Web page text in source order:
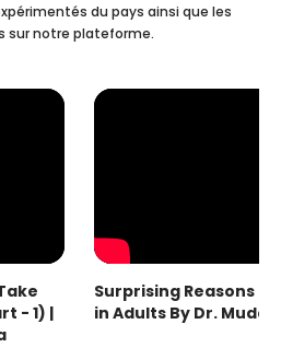
du pays ainsi que les
sur notre plateforme.
- 1) |
Surprising Reasons
in Adults By Dr.